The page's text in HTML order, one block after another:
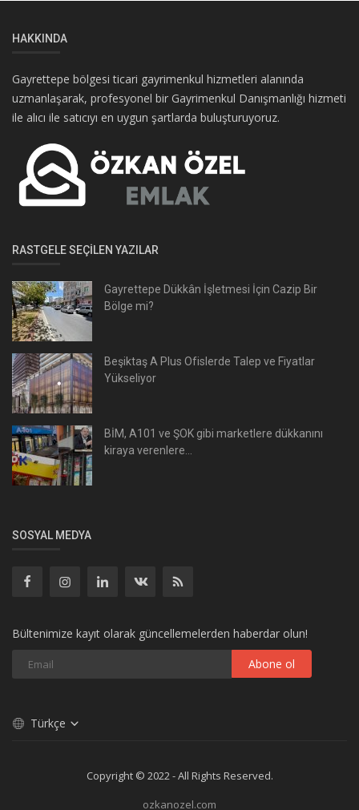
HAKKINDA
Gayrettepe bölgesi ticari gayrimenkul hizmetleri alanında
uzmanlaşarak, profesyonel bir Gayrimenkul Danışmanlığı hizmeti
ile alıcı ile satıcıyı en uygun şartlarda buluşturuyoruz.
RASTGELE SEÇILEN YAZILAR
Gayrettepe Dükkân İşletmesi İçin Cazip Bir
Bölge mi?
Beşiktaş A Plus Ofislerde Talep ve Fiyatlar
Yükseliyor
BİM, A101 ve ŞOK gibi marketlere dükkanını
kiraya verenlere...
SOSYAL MEDYA
Bültenimize kayıt olarak güncellemelerden haberdar olun!
Abone ol
Türkçe
Copyright © 2022 - All Rights Reserved.
ozkanozel.com